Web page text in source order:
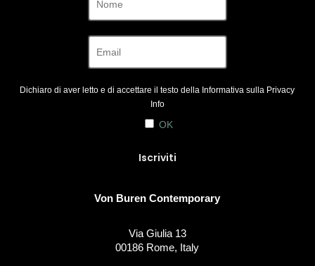
Dichiaro di aver letto e di accettare il testo della Informativa sulla Privacy
Info
OK
Von Buren Contemporary
Via Giulia 13
00186 Rome, Italy